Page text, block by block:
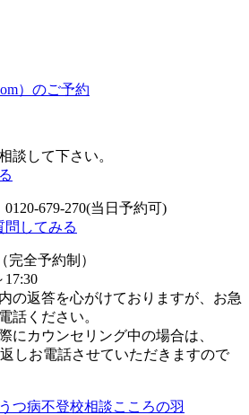
）のご予約
談して下さい。
679-270(当日予約可)
問してみる
完全予約制）
17:30
の返答を心がけておりますが、お急
話ください。
にカウンセリング中の場合は、
しお電話させていただきますので